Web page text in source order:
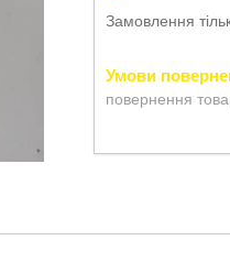
Замовлення
повернення